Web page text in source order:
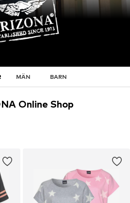
MÄN BARN
Online Shop